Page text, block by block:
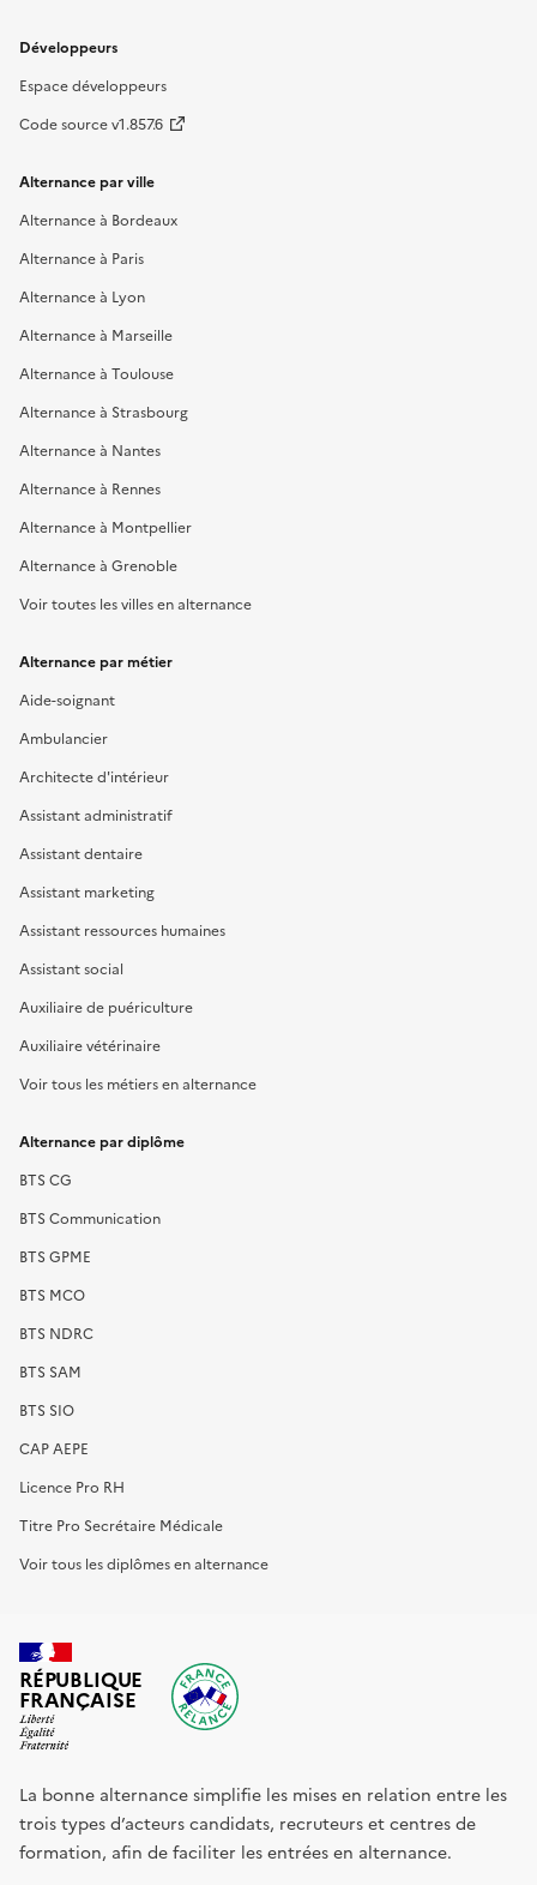
Développeurs
Espace développeurs
Code source v1.857.6
Alternance par ville
Alternance à Bordeaux
Alternance à Paris
Alternance à Lyon
Alternance à Marseille
Alternance à Toulouse
Alternance à Strasbourg
Alternance à Nantes
Alternance à Rennes
Alternance à Montpellier
Alternance à Grenoble
Voir toutes les villes en alternance
Alternance par métier
Aide-soignant
Ambulancier
Architecte d'intérieur
Assistant administratif
Assistant dentaire
Assistant marketing
Assistant ressources humaines
Assistant social
Auxiliaire de puériculture
Auxiliaire vétérinaire
Voir tous les métiers en alternance
Alternance par diplôme
BTS CG
BTS Communication
BTS GPME
BTS MCO
BTS NDRC
BTS SAM
BTS SIO
CAP AEPE
Licence Pro RH
Titre Pro Secrétaire Médicale
Voir tous les diplômes en alternance
RÉPUBLIQUE
FRANÇAISE
La bonne alternance simplifie les mises en relation entre les
trois types d’acteurs candidats, recruteurs et centres de
formation, afin de faciliter les entrées en alternance.